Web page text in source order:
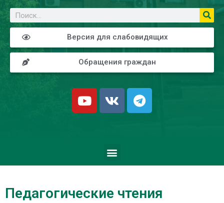
Версия для слабовидящих
Обращения граждан
Педагогические чтения